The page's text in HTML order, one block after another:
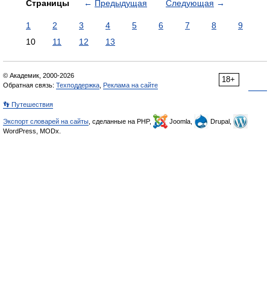
Страницы ← Предыдущая Следующая →
1 2 3 4 5 6 7 8
9
10
11 12 13
18+
© Академик, 2000-2026
Обратная связь: Техподдержка Реклама на сайте
👣 Путешествия
Экспорт словарей на сайты , сделанные на PHP, Joomla,
Drupal,
WordPress, MODx.